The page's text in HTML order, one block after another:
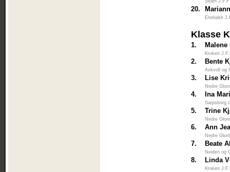
Skien J.F.F
20.
Enebakk
Klasse
1. Malene
Kroken
2. Bente
Askvoll og
3. Lise
Nedre
4. Ina
Sarpsborg
5. Trine
Nedre
6. Ann
Nedre
7. Beate
Neiden og
8. Linda
Kroken